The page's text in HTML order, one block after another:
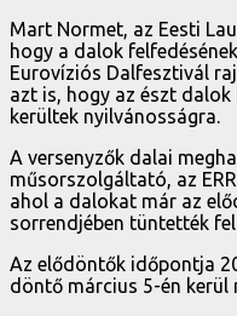
Mart Normet, az Eesti
hogy a dalok
Eurovíziós Dalfesztivál
azt is, hogy az észt
kerültek nyilvánosságra.
A versenyzők dalai
műsorszolgáltató, az
ahol a dalokat már az
sorrendjében tüntették
Az elődöntők időpontja
döntő március 5-én kerül